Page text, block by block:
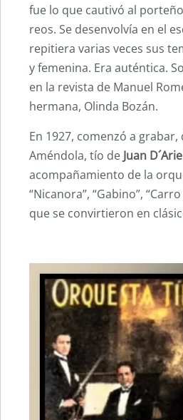
fue lo que cautivó al
reos. Se desenvolvía en el
repitiera varias veces sus
y femenina. Era auténtica.
en la revista de Manuel
hermana, Olinda Bozán.
En 1927, comenzó a
Améndola, tío de Juan
acompañamiento de la
“Nicanora”, “Gabino”,
que se convirtieron en